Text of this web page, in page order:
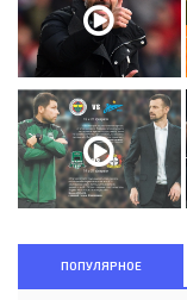
ПОПУЛЯРНОЕ